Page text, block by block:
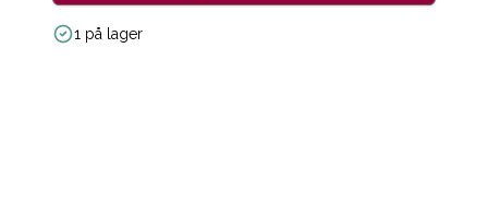
1 på lager